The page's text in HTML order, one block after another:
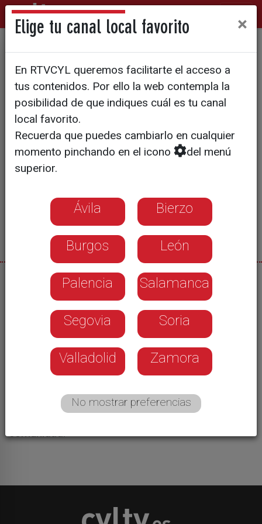
8 delitos de odio en 2024
26/08/2025
Descienden los delitos de odio en Castilla y León.
Durante el pasado año se registraron 93
infracciones, un 19 por ciento menos. En Palencia
se investigaron un total de 8 delitos de odio. Un
número bajo, pero si nos fijamos en la tasa de
casos por cada 100 mil habitantes, es una de las
más altas de la comunidad. Según los datos del
Ministerio del Interior, el racismo y la orientación
comunidad.
Elige tu canal local favorito ×
En RTVCYL queremos facilitarte el acceso a
tus contenidos. Por ello la web contempla la
posibilidad de que indiques cuál es tu canal
local favorito.
Recuerda que puedes cambiarlo en cualquier
momento pinchando en el icono
del menú
superior.
Ávila Bierzo
Burgos León
Palencia Salamanca
Segovia Soria
Valladolid Zamora
No mostrar preferencias